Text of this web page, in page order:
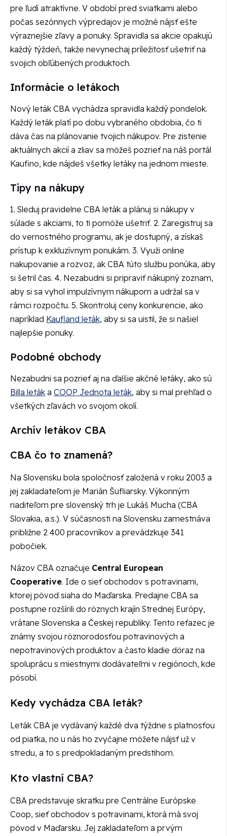
pre ľudí atraktívne. V období pred sviatkami alebo
počas sezónnych výpredajov je možné nájsť ešte
výraznejšie zľavy a ponuky. Spravidla sa akcie opakujú
každý týždeň, takže nevynechaj príležitosť ušetriť na
svojich obľúbených produktoch.
Informácie o letákoch
Nový leták CBA vychádza spravidla každý pondelok.
Každý leták platí po dobu vybraného obdobia, čo ti
dáva čas na plánovanie tvojich nákupov. Pre zistenie
aktuálnych akcií a zliav sa môžeš pozrieť na náš portál
Kaufino, kde nájdeš všetky letáky na jednom mieste.
Tipy na nákupy
1. Sleduj pravidelne CBA leták a plánuj si nákupy v
súlade s akciami, to ti pomôže ušetriť. 2. Zaregistruj sa
do vernostného programu, ak je dostupný, a získaš
prístup k exkluzívnym ponukám. 3. Využi online
nakupovanie a rozvoz, ak CBA túto službu ponúka, aby
si šetril čas. 4. Nezabudni si pripraviť nákupný zoznam,
aby si sa vyhol impulzívnym nákupom a udržal sa v
rámci rozpočtu. 5. Skontroluj ceny konkurencie, ako
napríklad Kaufland leták, aby si sa uistil, že si našiel
najlepšie ponuky.
Podobné obchody
Nezabudni sa pozrieť aj na ďalšie akčné letáky, ako sú
Billa leták a COOP Jednota leták, aby si mal prehľad o
všetkých zľavách vo svojom okolí.
Archív letákov CBA
CBA čo to znamená?
Na Slovensku bola spoločnosť založená v roku 2003 a
jej zakladateľom je Marián Šufliarsky. Výkonným
riaditeľom pre slovenský trh je Lukáš Mucha (CBA
Slovakia, a.s.). V súčasnosti na Slovensku zamestnáva
približne 2 400 pracovníkov a prevádzkuje 341
pobočiek.
Názov CBA označuje Central European
Cooperative. Ide o sieť obchodov s potravinami,
ktorej pôvod siaha do Maďarska. Predajne CBA sa
postupne rozšírili do rôznych krajín Strednej Európy,
vrátane Slovenska a Českej republiky. Tento reťazec je
známy svojou rôznorodosťou potravinových a
nepotravinových produktov a často kladie dôraz na
spoluprácu s miestnymi dodávateľmi v regiónoch, kde
pôsobí.
Kedy vychádza CBA leták?
Leták CBA je vydávaný každé dva týždne s platnosťou
od piatka, no u nás ho zvyčajne môžete nájsť už v
stredu, a to s predpokladaným predstihom.
Kto vlastní CBA?
CBA predstavuje skratku pre Centrálne Európske
Coop, sieť obchodov s potravinami, ktorá má svoj
pôvod v Maďarsku. Jej zakladateľom a prvým